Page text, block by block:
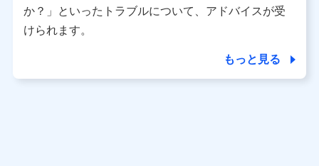
※ dポイントクラブ会員ではないお客さま（2019年12月11
日以降、一度もdポイントクラブ会員であったことがないお
個人データは、こちら の利用目的の範囲内に限って共同利
用します。
か？」といったトラブルについて、アドバイスが受
けられます。
もっと見る